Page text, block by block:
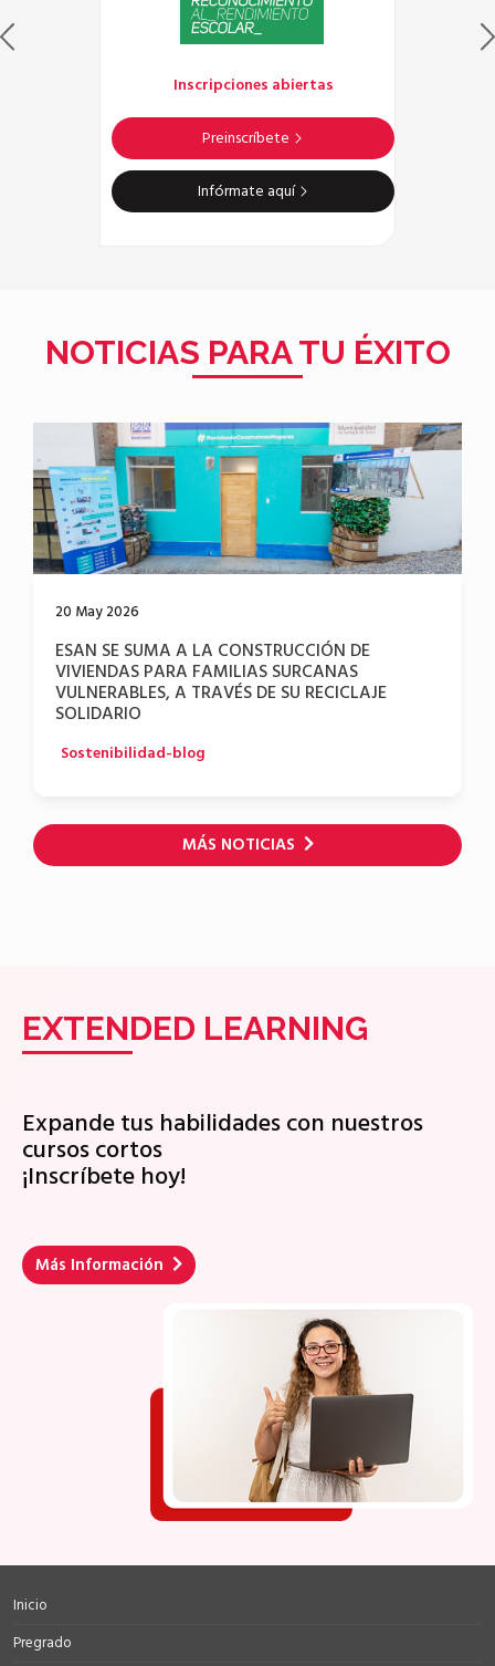
Inscripciones abiertas
Preinscríbete
Infórmate aquí
NOTICIAS PARA TU ÉXITO
20 May 2026
ESAN SE SUMA A LA CONSTRUCCIÓN DE
VIVIENDAS PARA FAMILIAS SURCANAS
VULNERABLES, A TRAVÉS DE SU RECICLAJE
SOLIDARIO
Sostenibilidad-blog
MÁS NOTICIAS
EXTENDED LEARNING
Expande tus habilidades con nuestros
cursos cortos
¡Inscríbete hoy!
Más Información
Inicio
Pregrado